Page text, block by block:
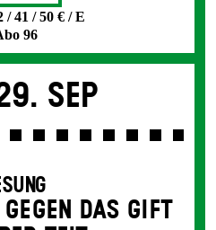
/ 41 / 50 € / E
96
Sep
DAS GIFT